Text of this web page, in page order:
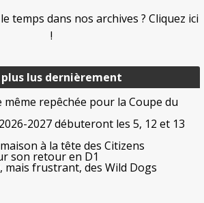
plus lus dernièrement
repêchée pour la Coupe du
2027 débuteront les 5, 12 et 13
à la tête des Citizens
son retour en D1
mais frustrant, des Wild Dogs
temps dans nos archives ? Cliquez ici
!